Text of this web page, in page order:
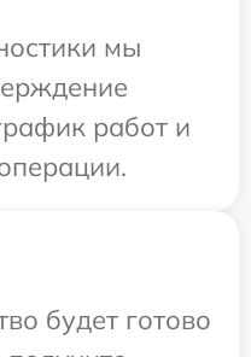
мы
работ и
будет готово